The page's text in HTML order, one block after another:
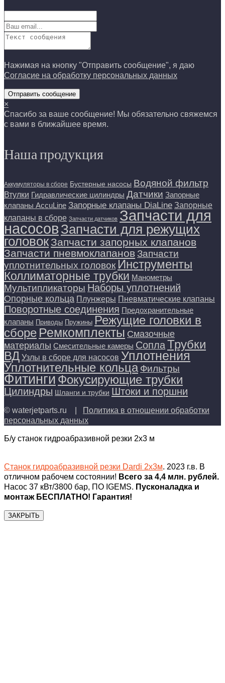
Нажимая на кнопку "Отправить сообщение", я даю
Согласие на обработку персональных данных
Отправить сообщение
×
Спасибо за ваше сообщение! Мы обязательно свяжемся
с вами в ближайшее время.
Наша продукция
Аккумуляторы в сборе Бустерные насосы Водяной фильтр
Втулки Гидравлические цилиндры Датчики Запорные
клапаны AccuLine Запорные клапаны DiaLine Запорные
клапаны в сборе Запчасти датчиков Запчасти для
насосов Запчасти для режущих
головок Запчасти запорных клапанов
Запчасти пневмоклапанов Запчасти
уплотнительных головок Инструменты
Коллиматорные трубки Манометры
Мультипликаторы Наборы уплотнений
Опорные кольца Плунжеры Пневматические клапаны
Поворотные соединения Предохранительные
клапаны Приводы Пружины Режущие головки в
сборе Ремкомплекты Смазочные
материалы Смесительные камеры СоплаТрубки
ВД Узлы в сборе для насосов Уплотнения
Уплотнительные кольца Фильтры
Фитинги Фокусирующие трубки
Цилиндры Шланги и трубки Штоки и поршни
© waterjetparts.ru |
Политика в отношении обработки
персональных данных
Б/у станок гидроабразивной резки 2х3 м
Станок гидроабразивной резки Dardi 2х3м. 2023 г.в. В
отличном рабочем состоянии! Всего за 4,4 млн. рублей.
Насос 37 кВт/3800 бар, ПО IGEMS. Пусконаладка и
монтаж БЕСПЛАТНО! Гарантия!
ЗАКРЫТЬ